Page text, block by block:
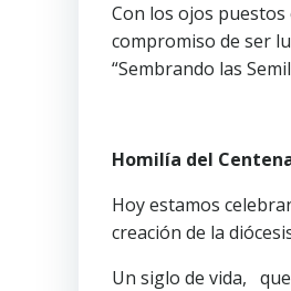
Con los ojos
compromiso de ser
“Sembrando las
Homilía del
Hoy estamos
creación de la
Un siglo de vida,